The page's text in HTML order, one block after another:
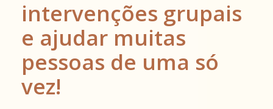
intervenções grupais
e ajudar muitas
pessoas de uma só
vez!